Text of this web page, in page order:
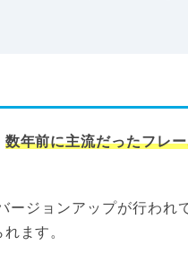
数年前に主流だったフレ
ージョンアップが行われ
ます。